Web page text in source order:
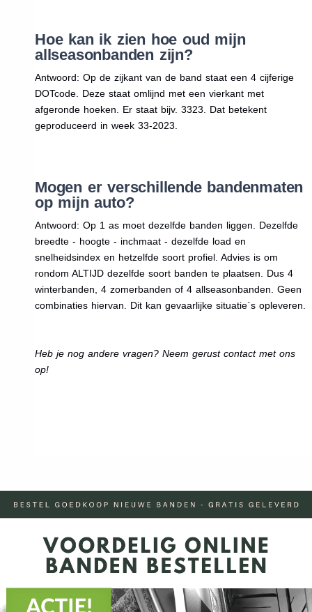
Hoe kan ik zien hoe oud mijn
allseasonbanden zijn?
Antwoord: Op de zijkant van de band staat een 4 cijferige
DOTcode. Deze staat omlijnd met een vierkant met
afgeronde hoeken. Er staat bijv. 3323. Dat betekent
geproduceerd in week 33-2023.
Mogen er verschillende bandenmaten
op mijn auto?
Antwoord: Op 1 as moet dezelfde banden liggen. Dezelfde
breedte - hoogte - inchmaat - dezelfde load en
snelheidsindex en hetzelfde soort profiel. Advies is om
rondom ALTIJD dezelfde soort banden te plaatsen. Dus 4
winterbanden, 4 zomerbanden of 4 allseasonbanden. Geen
combinaties hiervan. Dit kan gevaarlijke situatie`s opleveren.
Heb je nog andere vragen? Neem gerust contact met ons
op!